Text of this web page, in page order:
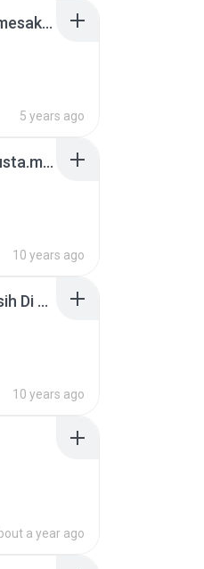
14. antara cinta dan dusta - obbie mesakh.mp3
5 years ago
obbie mesakh - antara cinta dan dusta.mp3
10 years ago
06-Mix - Obbie Messakh - Kisah Kasih Di Sekolah - Obbie Mesakh - Obbie Mesakh on Sing! Karaoke by sepmitabepis and PiymenFals - Smule.mp3
10 years ago
a year ago